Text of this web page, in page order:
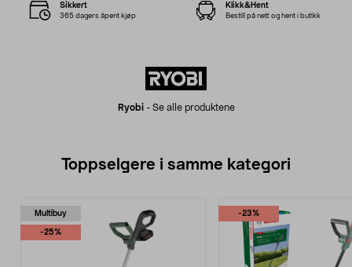
Ryobi- Se alle produktene
Sikkert
365 dagers åpent kjøp
Klikk&Hent
Bestill på nett og hent i butikk
Toppselgere i samme kategori
Multibuy
-25%
-23%